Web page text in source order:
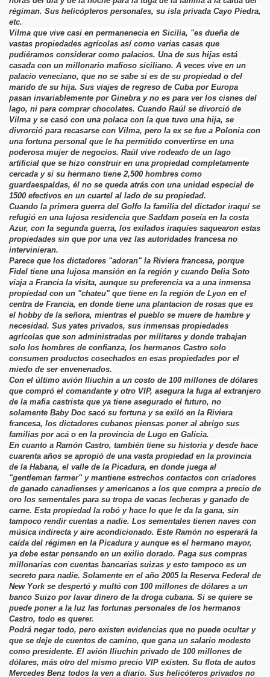
régiman. Sus helicópteros personales, su isla privada Cayo Piedra,
etc.
Vilma que vive casi en permanenecia en Sicilia, "es dueña de
vastas propiedades agrícolas así como varias casas que
pudiéramos considerar como palacios. Una de sus hijas está
casada con un millonario mafioso siciliano. A veces vive en un
palacio veneciano, que no se sabe si es de su propiedad o del
marido de su hija. Sus viajes de regreso de Cuba por Europa
pasan invariablemente por Ginebra y no es para ver los cisnes del
lago, ni para comprar chocolates. Cuando Raúl se divorció de
Vilma y se casó con una polaca con la que tuvo una hija, se
divrorció para recasarse con Vilma, pero la ex se fue a Polonia con
una fortuna personal que le ha permitido convertirse en una
poderosa mujer de negocios. Raúl vive rodeado de un lago
artificial que se hizo construir en una propiedad completamente
cercada y si su hermano tiene 2,500 hombres como
guardaespaldas, él no se queda atrás con una unidad especial de
1500 efectivos en un cuartel al lado de su propiedad.
Cuando la primera guerra del Golfo la familia del dictador iraquí se
refugió en una lujosa residencia que Saddam poseía en la costa
Azur, con la segunda guerra, los exilados iraquíes saquearon estas
propiedades sin que por una vez las autoridades francesa no
intervinieran.
Parece que los dictadores "adoran" la Riviera francesa, porque
Fidel tiene una lujosa mansión en la región y cuando Delia Soto
viaja a Francia la visita, aunque su preferencia va a una inmensa
propiedad con un "chateu" que tiene en la región de Lyon en el
centra de Francia, en donde tiene una plantacion de rosas que es
el hobby de la señora, mientras el pueblo se muere de hambre y
necesidad. Sus yates privados, sus inmensas propiedades
agrícolas que son administradas por militares y donde trabajan
solo los hombres de confianza, los hermanos Castro solo
consumen productos cosechados en esas propiedades por el
miedo de ser envenenados.
Con el último avión Iliuchin a un costo de 100 millones de dólares
que compró el comandante y otro VIP, asegura la fuga al extranjero
de la mafia castrista que ya tiene asegurado el futuro, no
solamente Baby Doc sacó su fortuna y se exiló en la Riviera
francesa, los dictadores cubanos piensas poner al abrigo sus
familias por acá o en la provincia de Lugo en Galicia.
En cuanto a Ramón Castro, también tiene su historia y desde hace
cuarenta años se apropió de una vasta propiedad en la provincia
de la Habana, el valle de la Picadura, en donde juega al
"gentleman farmer" y mantiene estrechos contactos con criadores
de ganado canadienses y americanos a los que compra a precio de
oro los sementales para su tropa de vacas lecheras y ganado de
carne. Esta propiedad la robó y hace lo que le da la gana, sin
tampoco rendir cuentas a nadie. Los sementales tienen naves con
música indirecta y aire acondicionado. Este Ramón no esperará la
caída del régimen en la Picadura y aunque es el hermano mayor,
ya debe estar pensando en un exilio dorado. Paga sus compras
millonarias con cuentas bancarias suizas y esto tampoco es un
secreto para nadie. Solamente en el año 2005 la Reserva Federal de
New York se despertó y multó con 100 millones de dólares a un
banco Suizo por lavar dinero de la droga cubana. Si se quiere se
puede poner a la luz las fortunas personales de los hermanos
Castro, todo es querer.
Podrá negar todo, pero existen evidencias que no puede ocultar y
que se deje de cuentos de camino, que gana un salario modesto
como presidente. El avión Iliuchin privado de 100 millones de
dólares, más otro del mismo precio VIP existen. Su flota de autos
Mercedes Benz todos la ven a diario. Sus helicóteros privados no